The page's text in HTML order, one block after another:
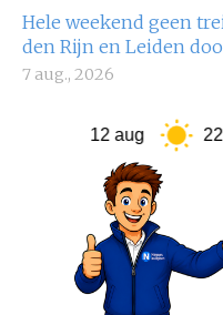
Hele weekend geen
den Rijn en Leiden
7 aug., 2026
12 aug 22°C